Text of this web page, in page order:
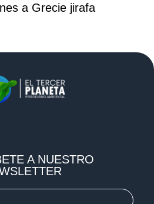
a Grecie jirafa
A NUESTRO